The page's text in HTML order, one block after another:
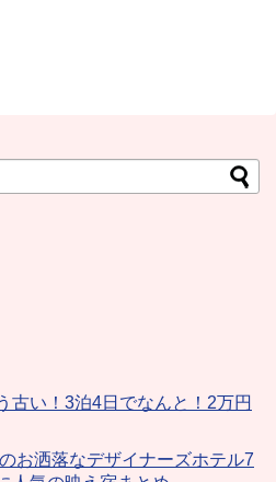
古い！3泊4日でなんと！2万円
お洒落なデザイナーズホテル7